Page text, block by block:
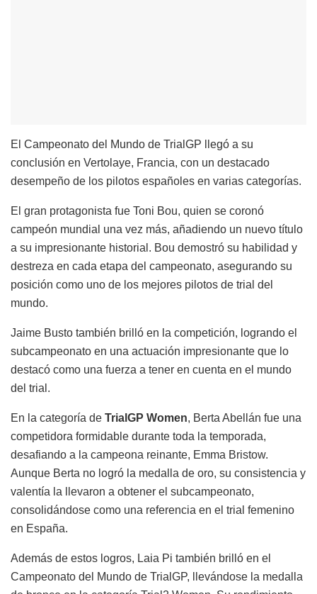
El Campeonato del Mundo de TrialGP llegó a su
conclusión en Vertolaye, Francia, con un destacado
desempeño de los pilotos españoles en varias categorías.
El gran protagonista fue Toni Bou, quien se coronó
campeón mundial una vez más, añadiendo un nuevo título
a su impresionante historial. Bou demostró su habilidad y
destreza en cada etapa del campeonato, asegurando su
posición como uno de los mejores pilotos de trial del
mundo.
Jaime Busto también brilló en la competición, logrando el
subcampeonato en una actuación impresionante que lo
destacó como una fuerza a tener en cuenta en el mundo
del trial.
En la categoría de TrialGP Women, Berta Abellán fue una
competidora formidable durante toda la temporada,
desafiando a la campeona reinante, Emma Bristow.
Aunque Berta no logró la medalla de oro, su consistencia y
valentía la llevaron a obtener el subcampeonato,
consolidándose como una referencia en el trial femenino
en España.
Además de estos logros, Laia Pi también brilló en el
Campeonato del Mundo de TrialGP, llevándose la medalla